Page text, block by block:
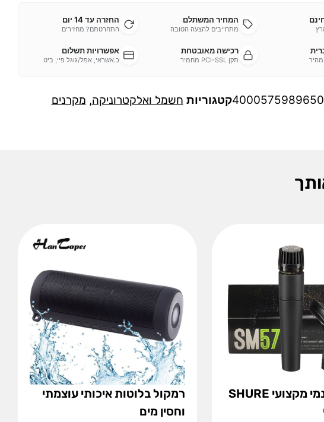
המחיר המשתלם
מתחייבים להצעה הטובה
החזרה עד 14 יום
התחרטתם? מחזירים
רכישה מאובטחת
תקן PCI-SSL מחמיר
אפשרויות תשלום
כ.אשראי, אפל/גוגל פיי, ביט
4000575989650קטגוריות חשמל ואלקטרוניקה, מקרנים
מיקרופון דינמי מקצועי SHURE
רמקול בלוטות איכותי עוצמתי
וחסין מים